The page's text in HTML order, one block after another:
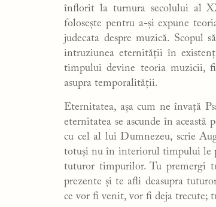
înflorit la turnura secolului al
folosește pentru a-și expune
judecata despre muzică. Scopul
intruziunea eternității în
timpului devine teoria muzicii,
asupra temporalității.
Eternitatea, așa cum ne învață
eternitatea se ascunde în
cu cel al lui Dumnezeu, scrie
totuşi nu în inte­riorul timpului le
tuturor timpurilor. Tu premergi
prezente şi te afli deasupra
ce vor fi venit, vor fi deja trecute;